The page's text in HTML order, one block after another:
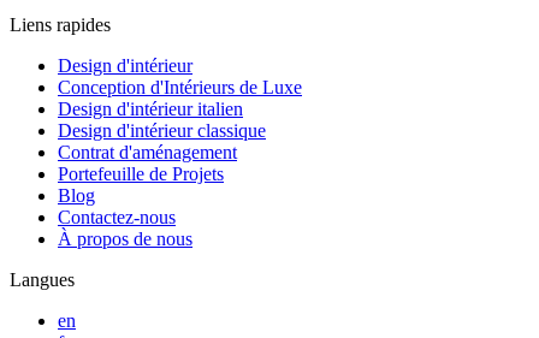
Liens rapides
Design d'intérieur
Conception d'Intérieurs de Luxe
Design d'intérieur italien
Design d'intérieur classique
Contrat d'aménagement
Portefeuille de Projets
Blog
Contactez-nous
À propos de nous
Langues
en